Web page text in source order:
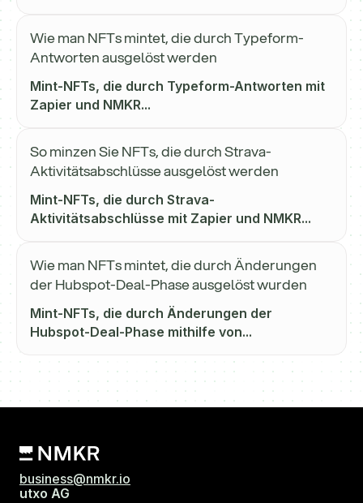
Wie man NFTs mintet, die durch Typeform-
Antworten ausgelöst werden
Mint-NFTs, die durch Typeform-Antworten mit
Zapier und NMKR...
So minzen Sie NFTs, die durch Strava-
Aktivitätsabschlüsse ausgelöst werden
Mint-NFTs, die durch Strava-
Aktivitätsabschlüsse mit Zapier und NMKR...
Wie man NFTs mintet, die durch Änderungen
der Hubspot-Deal-Phase ausgelöst wurden
Mint-NFTs, die durch Änderungen der
Hubspot-Deal-Phase mithilfe von...
business@nmkr.io
utxo AG